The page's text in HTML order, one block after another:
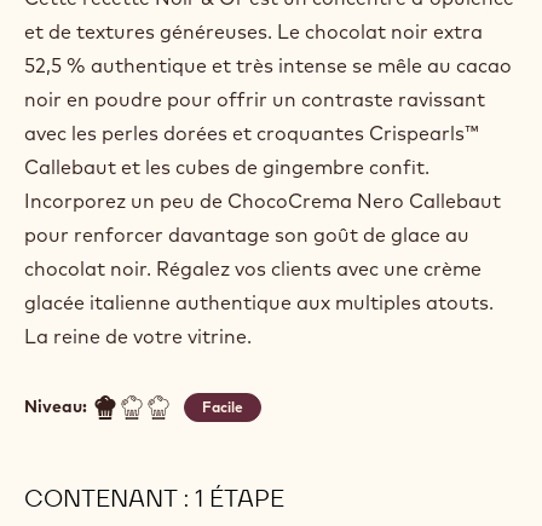
et de textures généreuses. Le chocolat noir extra
52,5 % authentique et très intense se mêle au cacao
noir en poudre pour offrir un contraste ravissant
avec les perles dorées et croquantes Crispearls™
Callebaut et les cubes de gingembre confit.
Incorporez un peu de ChocoCrema Nero Callebaut
pour renforcer davantage son goût de glace au
chocolat noir. Régalez vos clients avec une crème
glacée italienne authentique aux multiples atouts.
La reine de votre vitrine.
Niveau: Facile
CONTENANT : 1 ÉTAPE